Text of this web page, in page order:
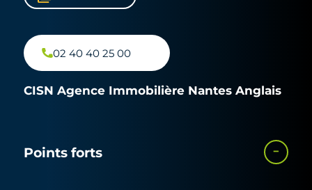
02 40 40 25 00
CISN Agence Immobilière Nantes Anglais
Points forts